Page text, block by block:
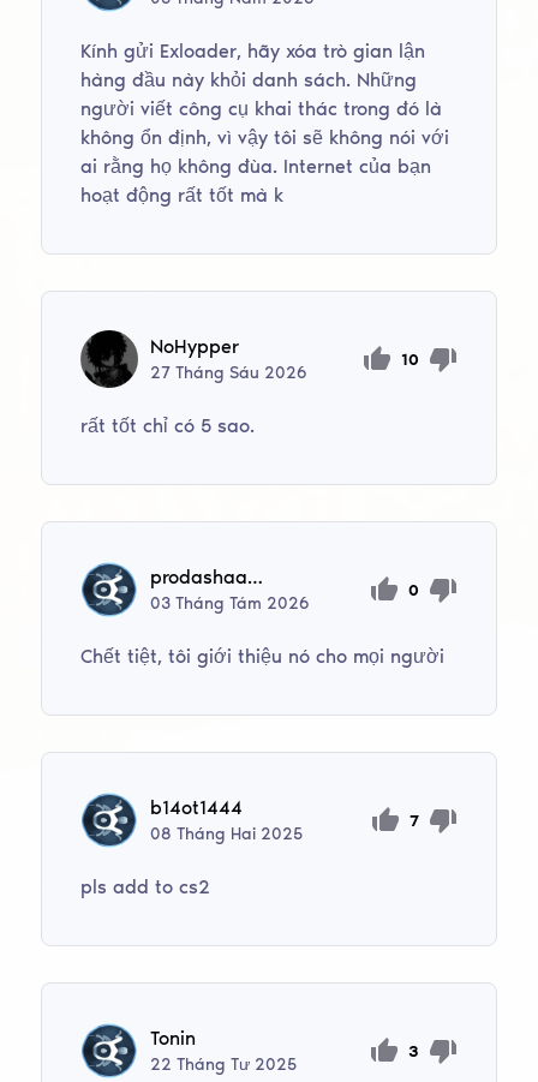
Kính gửi Exloader, hãy xóa trò gian lận
hàng đầu này khỏi danh sách. Những
người viết công cụ khai thác trong đó là
không ổn định, vì vậy tôi sẽ không nói với
ai rằng họ không đùa. Internet của bạn
hoạt động rất tốt mà k
NoHypper
27Tháng Sáu 2026
10
rất tốt chỉ có 5 sao.
prodashaakkaynta228pr
03Tháng Tám 2026
0
Chết tiệt, tôi giới thiệu nó cho mọi người
b14ot1444
08Tháng Hai 2025
7
pls add to cs2
Tonin
22Tháng Tư 2025
3